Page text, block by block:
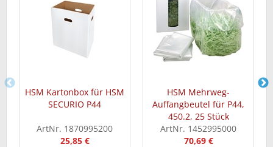
HSM Kartonbox für HSM
SECURIO P44
ArtNr. 1870995200
25,85 €
HSM Mehrweg-
Auffangbeutel für P44,
450.2, 25 Stück
ArtNr. 1452995000
70,69 €